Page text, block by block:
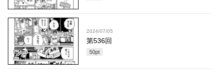
2024/07/05
第536回
50pt